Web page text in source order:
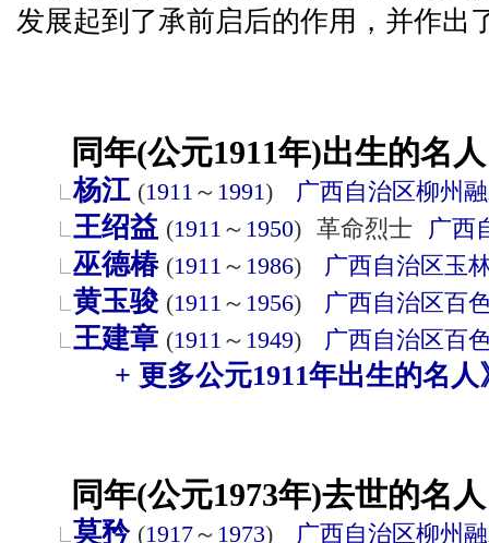
发展起到了承前启后的作用，并作出
同年(公元1911年)出生的名
杨江 (1911 ～ 1991) 广西自治区柳州
王绍益 (1911 ～ 1950) 革命烈士 广西
巫德椿 (1911 ～ 1986) 广西自治区玉
黄玉骏 (1911 ～ 1956) 广西自治区百
王建章 (1911 ～ 1949) 广西自治区百
+ 更多公元1911年出生的名人
同年(公元1973年)去世的名
莫矜 (1917～ 1973) 广西自治区柳州